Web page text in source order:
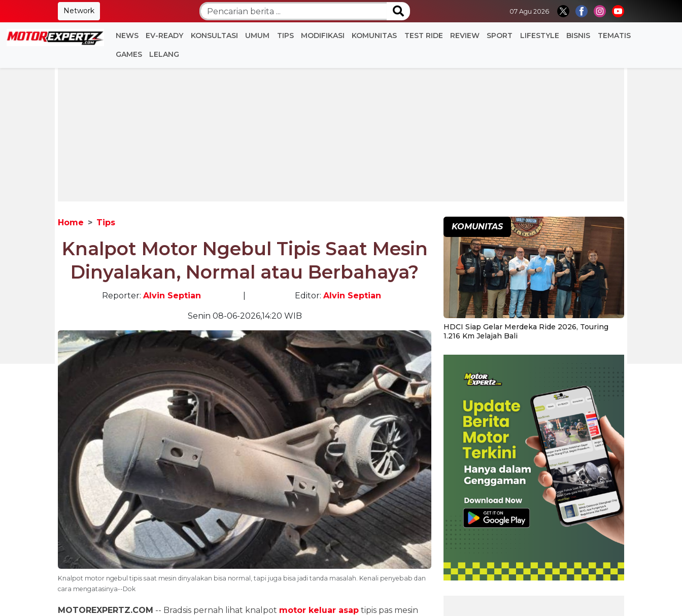
Network 07 Agu 2026
NEWS EV-READY KONSULTASI UMUM TIPS MODIFIKASI KOMUNITAS TEST RIDE REVIEW SPORT LIFESTYLE BISNIS TEMATIS
GAMES LELANG
Home Tips
Knalpot Motor Ngebul Tipis Saat Mesin
Dinyalakan, Normal atau Berbahaya?
Reporter: Alvin Septian Editor: Alvin Septian
Senin 08-06-2026,14:20 WIB
Knalpot motor ngebul tipis saat mesin dinyalakan bisa normal, tapi juga bisa jadi tanda masalah. Kenali penyebab dan
cara mengatasinya--Dok
MOTOREXPERTZ.COM -- Bradsis pernah lihat knalpot motor keluar asap tipis pas mesin
KOMUNITAS
HDCI Siap Gelar Merdeka Ride 2026, Touring
1.216 Km Jelajah Bali